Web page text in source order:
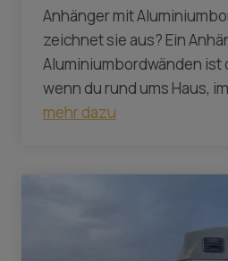
Anhänger mit
zeichnet sie aus? Ein
Aluminiumbordwänden ist
wenn du rund ums Haus,
mehr dazu